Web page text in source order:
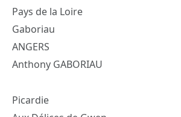
Pays de la Loire
Gaboriau
ANGERS
Anthony GABORIAU
Picardie